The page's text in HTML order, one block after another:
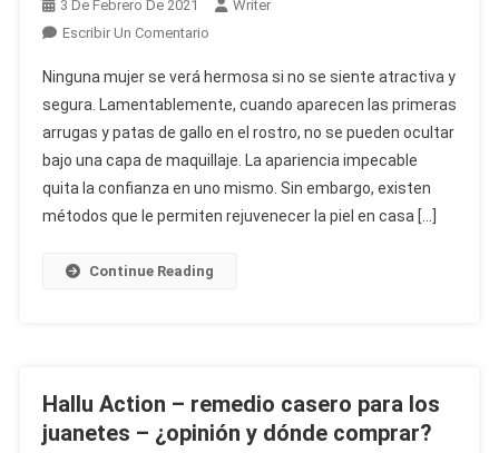
3 De Febrero De 2021
Writer
Escribir Un ComentarioOn
–
Retinoide
Vegetal,
Es
Decir,
Una
Ninguna mujer se verá hermosa si no se siente atractiva y
segura. Lamentablemente, cuando aparecen las primeras
arrugas y patas de gallo en el rostro, no se pueden ocultar
bajo una capa de maquillaje. La apariencia impecable
quita la confianza en uno mismo. Sin embargo, existen
métodos que le permiten rejuvenecer la piel en casa […]
Continue Reading
Hallu Action – remedio casero para los
juanetes – ¿opinión y dónde comprar?